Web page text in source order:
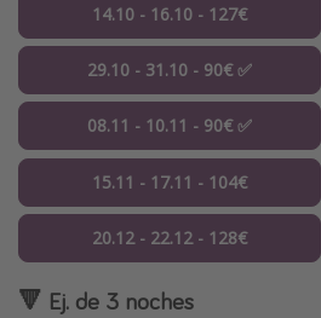
14.10 - 16.10 - 127€
29.10 - 31.10 - 90€ ✅
08.11 - 10.11 - 90€ ✅
15.11 - 17.11 - 104€
20.12 - 22.12 - 128€
🔻 Ej. de 3 noches